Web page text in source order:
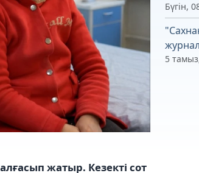
жатыр. Кезекті сот
Бүгін,
5